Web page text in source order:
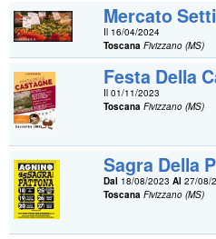
Mercato
Il 16/04/2024
Toscana Fivizzano (MS)
Festa Della
Il 01/11/2023
Toscana Fivizzano (MS)
Sagra Della
Dal 18/08/2023Al 27/08/
Toscana Fivizzano (MS)